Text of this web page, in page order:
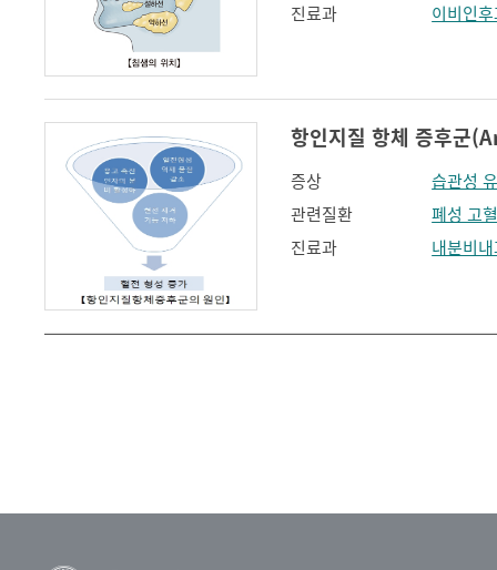
진료과
이비인
항인지질 항체 증후
증상
습관성
관련질환
폐성 고
진료과
내분비